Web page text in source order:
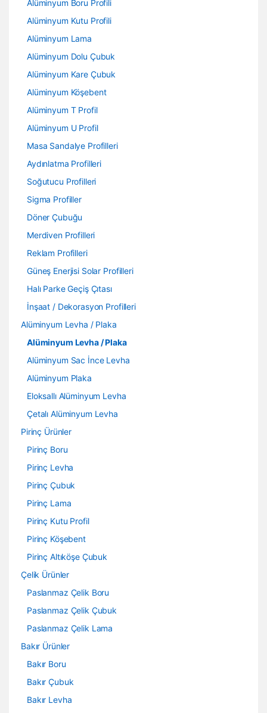
Alüminyum Boru Profili
Alüminyum Kutu Profili
Alüminyum Lama
Alüminyum Dolu Çubuk
Alüminyum Kare Çubuk
Alüminyum Köşebent
Alüminyum T Profil
Alüminyum U Profil
Masa Sandalye Profilleri
Aydınlatma Profilleri
Soğutucu Profilleri
Sigma Profiller
Döner Çubuğu
Merdiven Profilleri
Reklam Profilleri
Güneş Enerjisi Solar Profilleri
Halı Parke Geçiş Çıtası
İnşaat / Dekorasyon Profilleri
Alüminyum Levha / Plaka
Alüminyum Levha / Plaka
Alüminyum Sac İnce Levha
Alüminyum Plaka
Eloksallı Alüminyum Levha
Çetalı Alüminyum Levha
Pirinç Ürünler
Pirinç Boru
Pirinç Levha
Pirinç Çubuk
Pirinç Lama
Pirinç Kutu Profil
Pirinç Köşebent
Pirinç Altıköşe Çubuk
Çelik Ürünler
Paslanmaz Çelik Boru
Paslanmaz Çelik Çubuk
Paslanmaz Çelik Lama
Bakır Ürünler
Bakır Boru
Bakır Çubuk
Bakır Levha